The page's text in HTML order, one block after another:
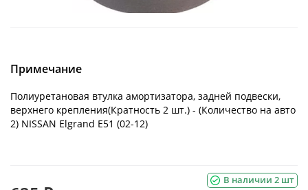
Примечание
Полиуретановая втулка амортизатора, задней подвески,
верхнего крепления(Кратность 2 шт.) - (Количество на авто
2) NISSAN Elgrand E51 (02-12)
В наличии 2 шт